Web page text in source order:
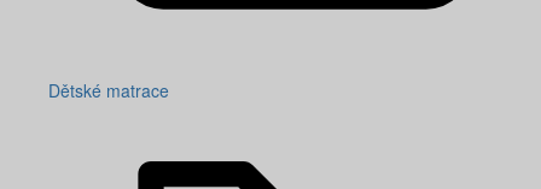
Dětské matrace